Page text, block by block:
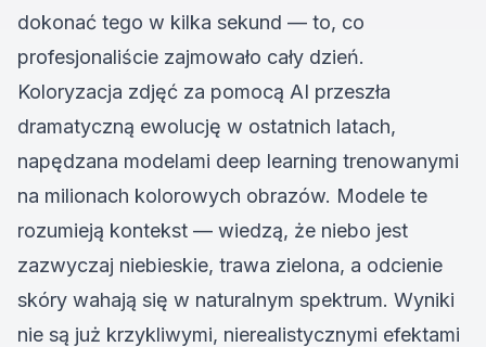
dokonać tego w kilka sekund — to, co
profesjonaliście zajmowało cały dzień.
Koloryzacja zdjęć za pomocą AI przeszła
dramatyczną ewolucję w ostatnich latach,
napędzana modelami deep learning trenowanymi
na milionach kolorowych obrazów. Modele te
rozumieją kontekst — wiedzą, że niebo jest
zazwyczaj niebieskie, trawa zielona, a odcienie
skóry wahają się w naturalnym spektrum. Wyniki
nie są już krzykliwymi, nierealistycznymi efektami